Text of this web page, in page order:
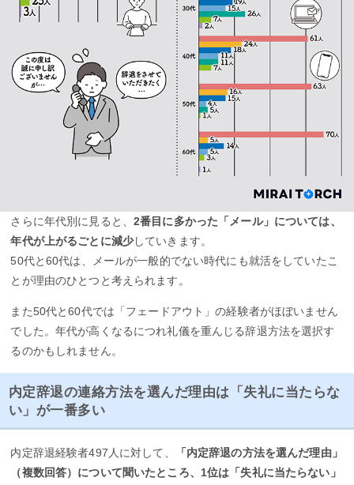
さらに年代別に見ると、2番目に多かった「メール」については、
年代が上がるごとに減少していきます。
50代と60代は、メールが一般的でない時代にも就活をしていたこ
とが理由のひとつと考えられます。
また50代と60代では「フェードアウト」の経験者がほぼいません
でした。年代が高くなるにつれ礼儀を重んじる辞退方法を選択す
るのかもしれません。
内定辞退の連絡方法を選んだ理由は「失礼に当たらな
い」が一番多い
内定辞退経験者497人に対して、
「内定辞退の方法を選んだ理由」
（複数回答）について聞いたところ、1位は「失礼に当たらない」